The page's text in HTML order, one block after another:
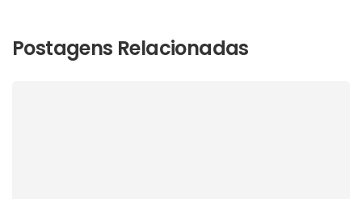
Postagens Relacionadas